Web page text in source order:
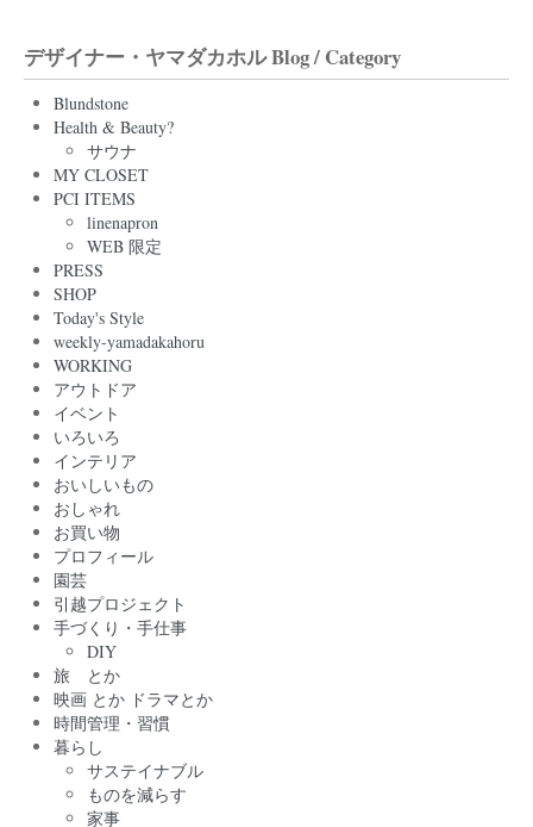
デザイナー・ヤマダカホル Blog / Category
Blundstone
Health & Beauty?
サウナ
MY CLOSET
PCI ITEMS
linenapron
WEB 限定
PRESS
SHOP
Today's Style
weekly-yamadakahoru
WORKING
アウトドア
イベント
いろいろ
インテリア
おいしいもの
おしゃれ
お買い物
プロフィール
園芸
引越プロジェクト
手づくり・手仕事
DIY
旅 とか
映画 とか ドラマとか
時間管理・習慣
暮らし
サステイナブル
ものを減らす
家事